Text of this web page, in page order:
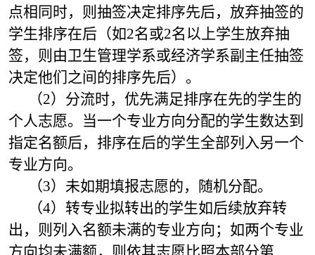
点相同时，则抽签决定排序先后，放弃抽签的
学生排序在后（如2名或2名以上学生放弃抽
签，则由卫生管理学系或经济学系副主任抽签
决定他们之间的排序先后）。
（2）分流时，优先满足排序在先的学生的
个人志愿。当一个专业方向分配的学生数达到
指定名额后，排序在后的学生全部列入另一个
专业方向。
（3）未如期填报志愿的，随机分配。
（4）转专业拟转出的学生如后续放弃转
出，则列入名额未满的专业方向；如两个专业
方向均未满额，则依其志愿比照本部分第